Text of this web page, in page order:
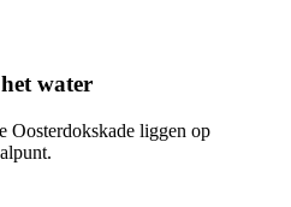
water
Oosterdokskade liggen op